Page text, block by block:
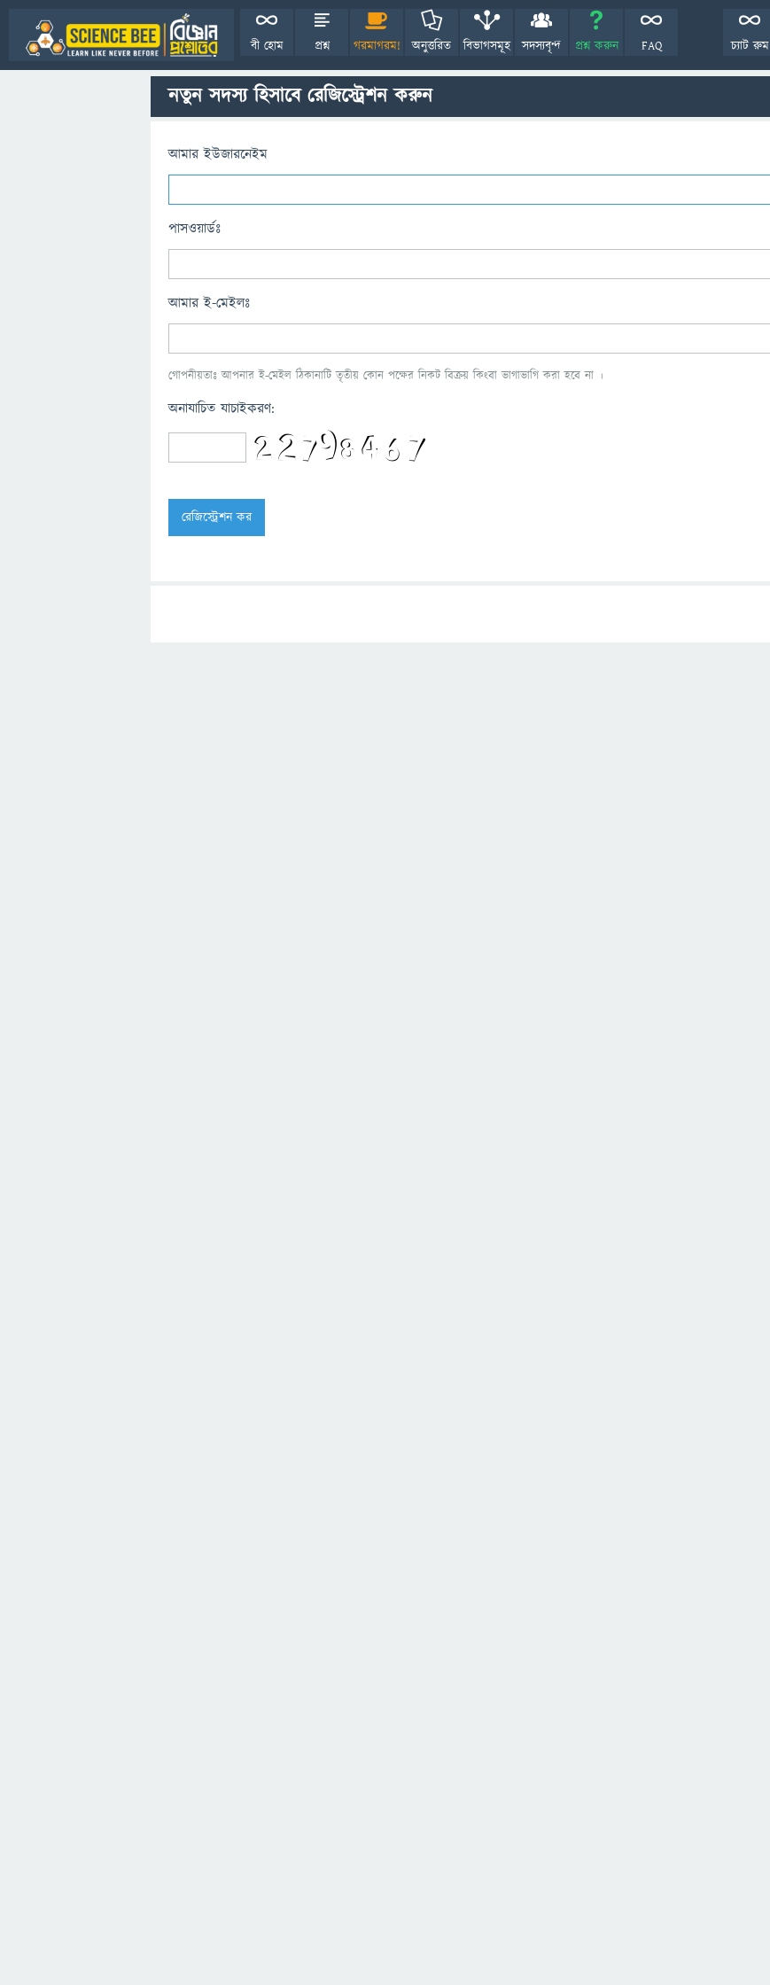
বী হোম প্রশ্ন গরমাগরম! অনুত্তরিত বিভাগসমূহ সদস্যবৃন্দ প্রশ্ন করুন FAQ চ্যাট রুম
নতুন সদস্য হিসাবে রেজিস্ট্রেশন করুন
আমার ইউজারনেইম
পাসওয়ার্ডঃ
আমার ই-মেইলঃ
গোপনীয়তাঃ আপনার ই-মেইল ঠিকানাটি তৃতীয় কোন পক্ষের নিকট বিক্রয় কিংবা ভাগাভাগি করা হবে না ।
অনাযাচিত যাচাইকরণ: